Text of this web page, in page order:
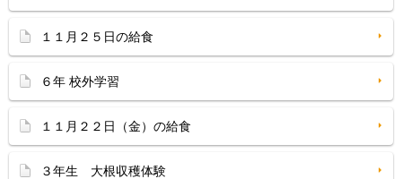
１１月２５日の給食
６年 校外学習
１１月２２日（金）の給食
３年生 大根収穫体験